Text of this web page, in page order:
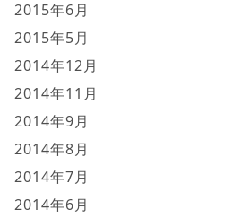
2015年6月
2015年5月
2014年12月
2014年11月
2014年9月
2014年8月
2014年7月
2014年6月